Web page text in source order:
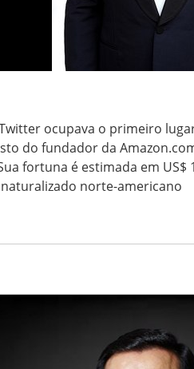
ocupava o primeiro
do fundador da
fortuna é estimada em US$
norte-americano